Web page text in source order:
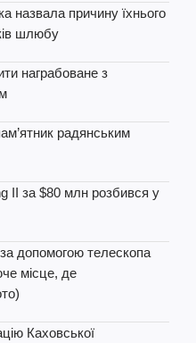
назвала причину їхнього
шлюбу
награбоване з
радянським
II за $80 млн розбився у
допомогою телескопа
місце, де
Каховської